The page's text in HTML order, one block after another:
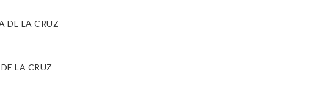
DE LA CRUZ
LA CRUZ